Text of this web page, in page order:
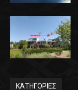
ΚΑΤΗΓΟΡΙΕΣ